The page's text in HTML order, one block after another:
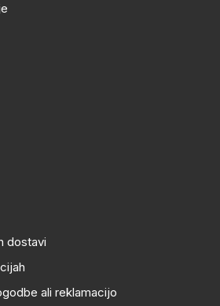
dostavi
ali reklamacijo